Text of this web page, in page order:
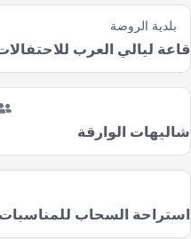
بلدية الروضة
قاعة ليالي العرب
شاليهات الوارقة
استراحة السحاب للمناسبات